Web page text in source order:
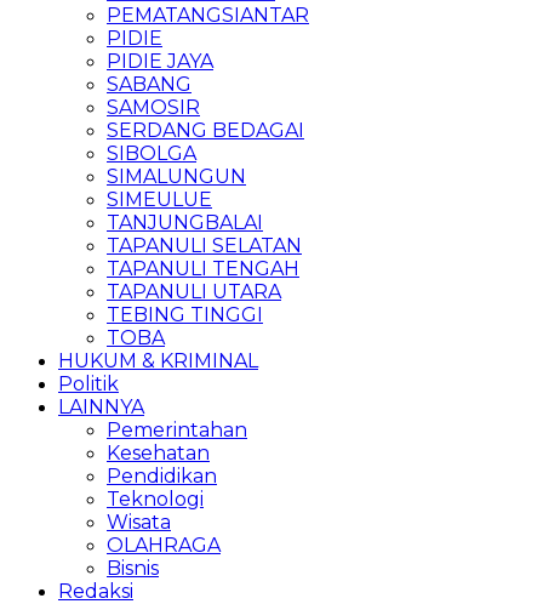
PEMATANGSIANTAR
PIDIE
PIDIE JAYA
SABANG
SAMOSIR
SERDANG BEDAGAI
SIBOLGA
SIMALUNGUN
SIMEULUE
TANJUNGBALAI
TAPANULI SELATAN
TAPANULI TENGAH
TAPANULI UTARA
TEBING TINGGI
TOBA
HUKUM & KRIMINAL
Politik
LAINNYA
Pemerintahan
Kesehatan
Pendidikan
Teknologi
Wisata
OLAHRAGA
Bisnis
Redaksi